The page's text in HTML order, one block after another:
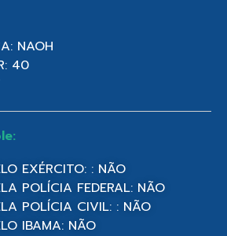
NAOH
40
EXÉRCITO: : NÃO
POLÍCIA FEDERAL: NÃO
POLÍCIA CIVIL: : NÃO
IBAMA: NÃO